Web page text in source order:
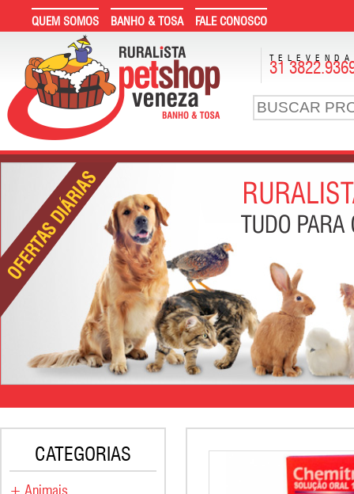
QUEM SOMOS BANHO & TOSA FALE CONOSCO
31
CATEGORIAS
+ Animais